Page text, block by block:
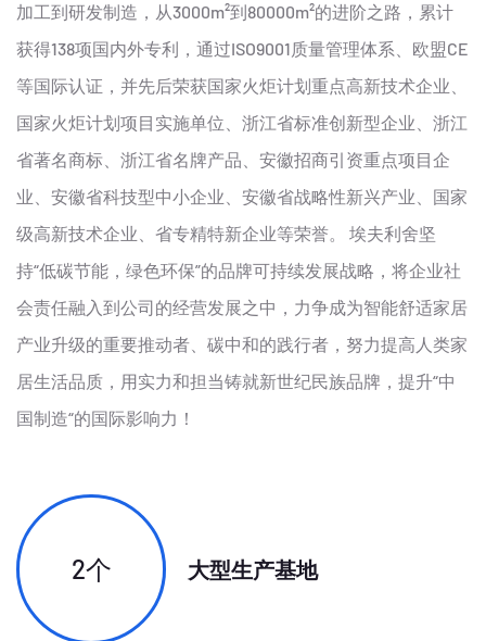
加工到研发制造，从3000m²到80000m²的进阶之路，累计
获得138项国内外专利，通过ISO9001质量管理体系、欧盟CE
等国际认证，并先后荣获国家火炬计划重点高新技术企业、
国家火炬计划项目实施单位、浙江省标准创新型企业、浙江
省著名商标、浙江省名牌产品、安徽招商引资重点项目企
业、安徽省科技型中小企业、安徽省战略性新兴产业、国家
级高新技术企业、省专精特新企业等荣誉。 埃夫利舍坚
持“低碳节能，绿色环保”的品牌可持续发展战略，将企业社
会责任融入到公司的经营发展之中，力争成为智能舒适家居
产业升级的重要推动者、碳中和的践行者，努力提高人类家
居生活品质，用实力和担当铸就新世纪民族品牌，提升“中
国制造“的国际影响力！
2个 大型生产基地